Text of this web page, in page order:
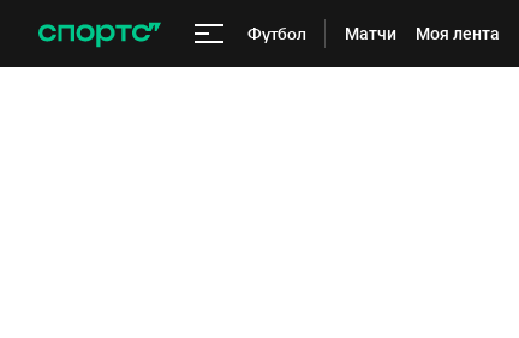
Футбол Матчи Моя лента